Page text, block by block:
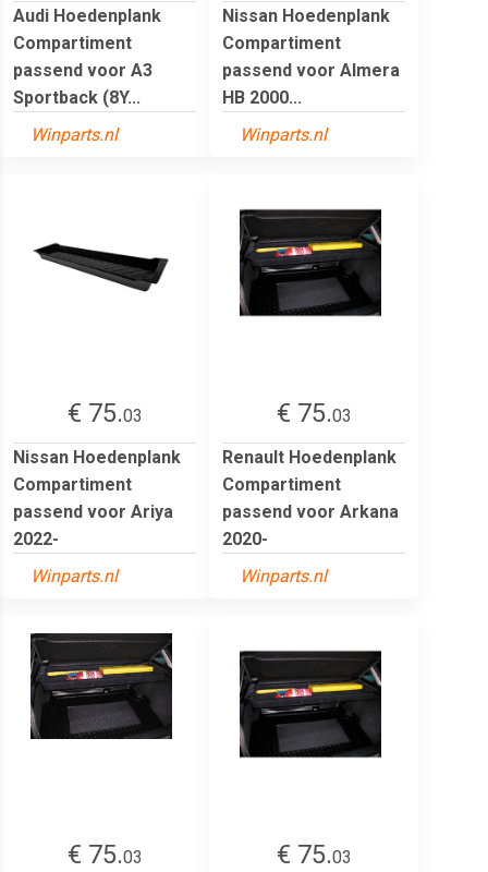
Audi Hoedenplank
Compartiment
passend voor A3
Sportback (8Y...
Winparts.nl
Nissan Hoedenplank
Compartiment
passend voor Almera
HB 2000...
Winparts.nl
€ 75.03
Nissan Hoedenplank
Compartiment
passend voor Ariya
2022-
Winparts.nl
€ 75.03
Renault Hoedenplank
Compartiment
passend voor Arkana
2020-
Winparts.nl
€ 75.03 € 75.03